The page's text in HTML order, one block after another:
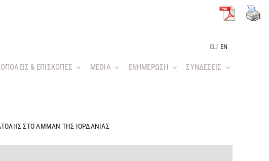
EL / EN
& ΕΠΙΣΚΟΠΕΣ MEDIA ΕΝΗΜΕΡΩΣΗ ΣΥΝΔΕΣΕΙΣ
ΣΤΟ ΑΜΜΑΝ ΤΗΣ ΙΟΡΔΑΝΙΑΣ